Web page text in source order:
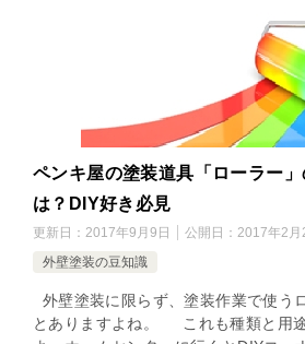
ペンキ屋の塗装道具「ローラー
は？DIY好き必見
更新日： 2017年9月9日 公開日： 2017年2月
外壁塗装の豆知識
外壁塗装に限らず、塗装作業で使う
とありますよね。 これも種類と用